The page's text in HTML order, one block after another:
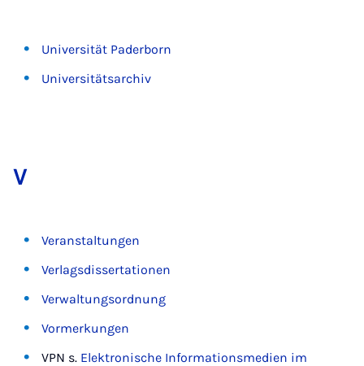
Universität Paderborn
Universitätsarchiv
V
Veranstaltungen
Verlagsdissertationen
Verwaltungsordnung
Vormerkungen
VPN s. Elektronische Informationsmedien im